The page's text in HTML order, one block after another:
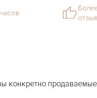
конкретно